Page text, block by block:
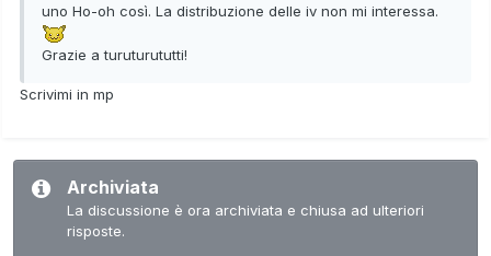
uno Ho-oh così. La distribuzione delle iv non mi interessa.
Grazie a turuturututti!
Scrivimi in mp
Archiviata
La discussione è ora archiviata e chiusa ad ulteriori
risposte.